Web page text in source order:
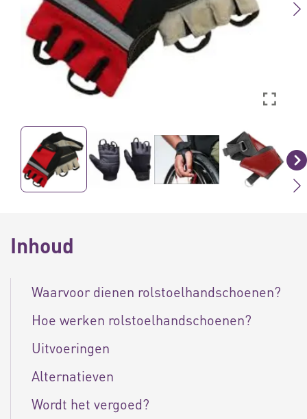
Inhoud
Waarvoor dienen rolstoelhandschoenen?
Hoe werken rolstoelhandschoenen?
Uitvoeringen
Alternatieven
Wordt het vergoed?